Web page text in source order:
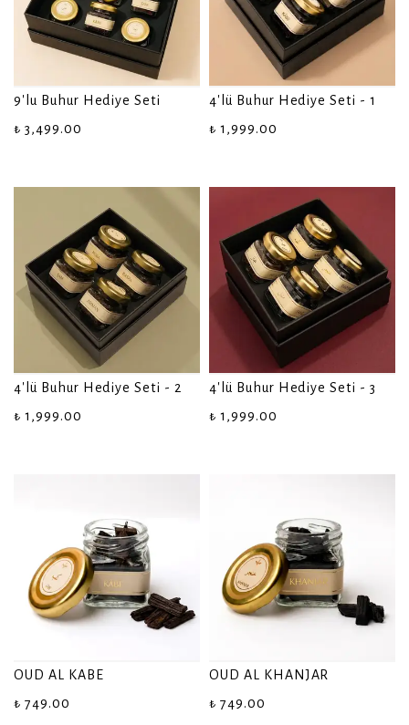
9'lu Buhur Hediye Seti
₺ 3,499.00
4'lü Buhur Hediye Seti - 1
₺ 1,999.00
4'lü Buhur Hediye Seti - 2
₺ 1,999.00
4'lü Buhur Hediye Seti - 3
₺ 1,999.00
OUD AL KABE
₺ 749.00
OUD AL KHANJAR
₺ 749.00